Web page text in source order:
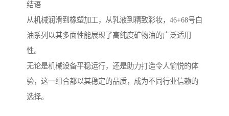
结语
从机械润滑到橡塑加工，从乳液到精致彩妆，46+68号白
油系列以其多面性能展现了高纯度矿物油的广泛适用
性。
无论是机械设备平稳运行，还是助力打造令人愉悦的体
验，这一组合都以其稳定的品质，成为不同行业信赖的
选择。